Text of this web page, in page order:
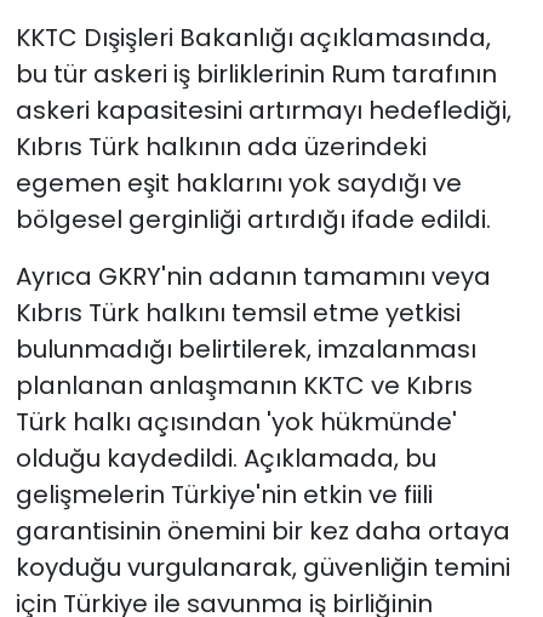
KKTC Dışişleri Bakanlığı açıklamasında,
bu tür askeri iş birliklerinin Rum tarafının
askeri kapasitesini artırmayı hedeflediği,
Kıbrıs Türk halkının ada üzerindeki
egemen eşit haklarını yok saydığı ve
bölgesel gerginliği artırdığı ifade edildi.
Ayrıca GKRY'nin adanın tamamını veya
Kıbrıs Türk halkını temsil etme yetkisi
bulunmadığı belirtilerek, imzalanması
planlanan anlaşmanın KKTC ve Kıbrıs
Türk halkı açısından 'yok hükmünde'
olduğu kaydedildi. Açıklamada, bu
gelişmelerin Türkiye'nin etkin ve fiili
garantisinin önemini bir kez daha ortaya
koyduğu vurgulanarak, güvenliğin temini
için Türkiye ile savunma iş birliğinin